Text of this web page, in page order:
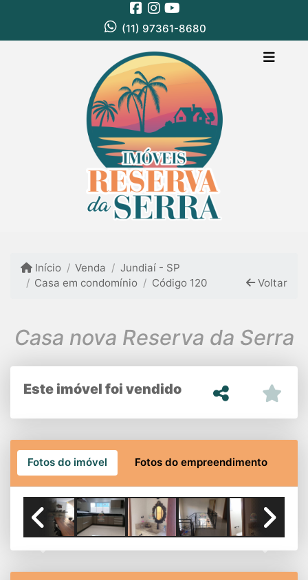
(11) 97361-8680
Início Venda
Jundiaí - SP
Casa em condomínio
Código 120 Voltar
Casa nova Reserva da Serra
Este imóvel foi vendido
Fotos do imóvel Fotos do empreendimento